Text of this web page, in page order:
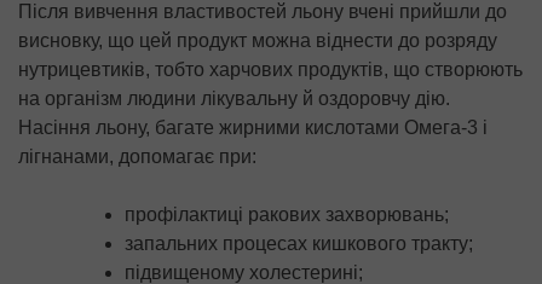
Після вивчення властивостей льону вчені прийшли до
висновку, що цей продукт можна віднести до розряду
нутрицевтиків, тобто харчових продуктів, що створюють
на організм людини лікувальну й оздоровчу дію.
Насіння льону, багате жирними кислотами Омега-3 і
лігнанами, допомагає при:
профілактиці ракових захворювань;
запальних процесах кишкового тракту;
підвищеному холестерині;